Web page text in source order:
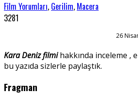
Film Yorumları, Gerilim, Macera
3281
26
Kara Deniz filmihakkında inceleme ,
bu yazıda sizlerle paylaştık.
Fragman